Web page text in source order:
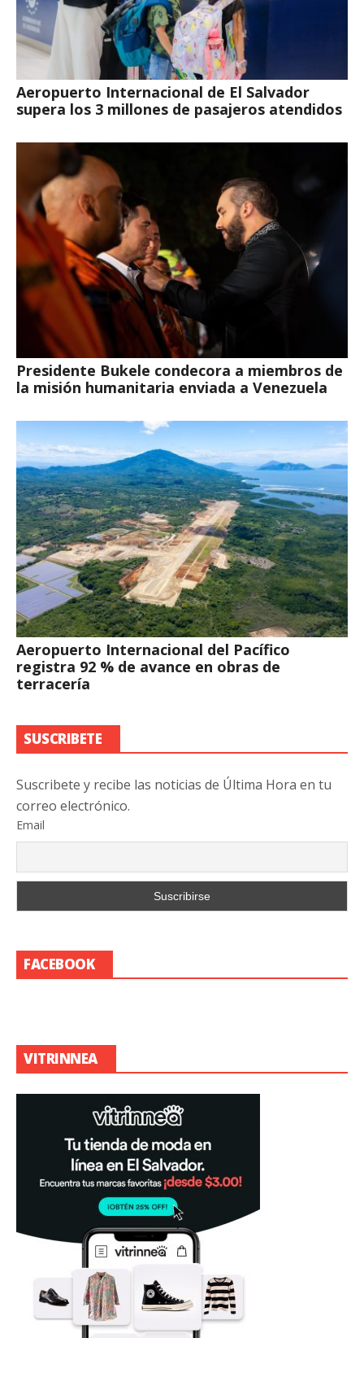
Aeropuerto Internacional de El Salvador
supera los 3 millones de pasajeros atendidos
Presidente Bukele condecora a miembros de
la misión humanitaria enviada a Venezuela
Aeropuerto Internacional del Pacífico
registra 92 % de avance en obras de
terracería
SUSCRIBETE
Suscribete y recibe las noticias de Última Hora en tu
correo electrónico.
Email
FACEBOOK
VITRINNEA